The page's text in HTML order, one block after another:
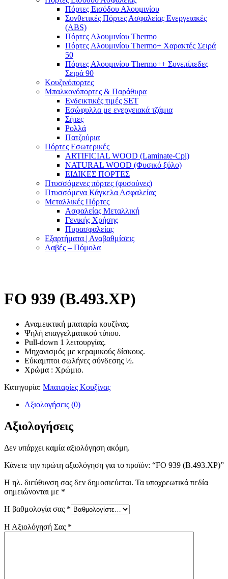
Πόρτες Eισόδου Αλουμινίου
Συνθετικές Πόρτες Ασφαλείας Ενεργειακές
(ABS)
Πόρτες Αλουμινίου Thermo
Πόρτες Αλουμινίου Thermo+ Χαρακτές Σειρά
50
Πόρτες Αλουμινίου Thermo++ Συνεπίπεδες
Σειρά 90
Κουζινόπορτες
Μπαλκονόπορτες & Παράθυρα
Ενδεικτικές τιμές SET
Εσώφυλλα με ενεργειακά τζάμια
Σήτες
Ρολλά
Πατζούρια
Πόρτες Εσωτερικές
ARTIFICIAL WOOD (Laminate-Cpl)
NATURAL WOOD (Φυσικό ξύλο)
ΕΙΔΙΚΕΣ ΠΟΡΤΕΣ
Πτυσσόμενες πόρτες (φυσούνες)
Πτυσσόμενα Κάγκελα Ασφαλείας
Μεταλλικές Πόρτες
Ασφαλείας Μεταλλική
Γενικής Χρήσης
Πυρασφαλείας
Εξαρτήματα | Αναβαθμίσεις
Λαβές – Πόμολα
FO 939 (Β.493.XΡ)
Αναμεικτική μπαταρία κουζίνας.
Ψηλή επαγγελματικού τύπου.
Pull-down 1 λειτουργίας.
Μηχανισμός με κεραμικούς δίσκους.
Εύκαμπτοι σωλήνες σύνδεσης ½.
Χρώμα : Χρώμιο.
Κατηγορία: Μπαταρίες Κουζίνας
Αξιολογήσεις (0)
Αξιολογήσεις
Δεν υπάρχει καμία αξιολόγηση ακόμη.
Κάνετε την πρώτη αξιολόγηση για το προϊόν: “FO 939 (Β.493.XΡ)”
Η ηλ. διεύθυνση σας δεν δημοσιεύεται. Τα υποχρεωτικά πεδία
σημειώνονται με *
Η βαθμολογία σας *
Η Αξιολόγησή Σας *